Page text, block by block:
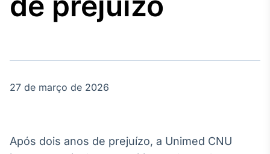
Agro
tempo real
27 de março de 2026
Após dois anos de prejuízo, a Unimed CNU